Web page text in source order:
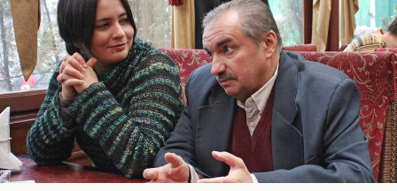
Русская литература совершенно четко в ХХ веке
делится на пять этапов. Первый этап, условно
говоря, с 1894 года по 1929, со сборника «Русские
символисты» до разгрома обериутов, это
Серебряный век. Серебряный век, это тот
период русского…